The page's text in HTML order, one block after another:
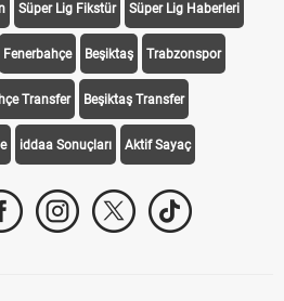
Süper Lig Fikstür Süper Lig Haberleri
Fenerbahçe Beşiktaş Trabzonspor
Transfer Beşiktaş Transfer
iddaa Sonuçları Aktif Sayaç